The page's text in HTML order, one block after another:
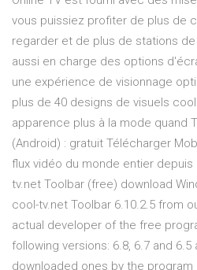
vous puissiez profiter de plus de
regarder et de plus de stations
aussi en charge des options
une expérience de visionnage
plus de 40 designs de visuels
apparence plus à la mode quand
(Android) : gratuit Télécharger
flux vidéo du monde entier
tv.net Toolbar (free) download
cool-tv.net Toolbar 6.10.2.5 from
actual developer of the free
following versions: 6.8, 6.7 and
downloaded ones by the program